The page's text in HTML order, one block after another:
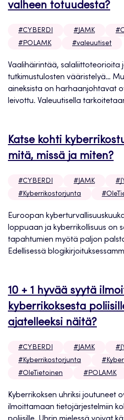
valheen totuudesta?
#CYBERDI #JAMK
#POLAMK
#valeuutiset
Vaalihäirintää, salaliittoteorioita
tutkimustulosten vääristelyä…
aineksista on harhaanjohtavat
leivottu. Valeuutisella
Katse kohti
mitä, missä ja miten?
#CYBERDI #JAMK
#Kyberrikostorjunta
Euroopan
loppuaan ja kyberrikollisuus on
tapahtumien myötä paljon
Edellisessä
10 + 1 hyvää syytä
kyberrikoksesta
ajatelleeksi näitä?
#CYBERDI #JAMK
#Kyberrikostorjunta
#OleTietoinen
#POLAMK
Kyberrikoksen uhriksi joutuneet
ilmoittamaan tietojärjestelmiin